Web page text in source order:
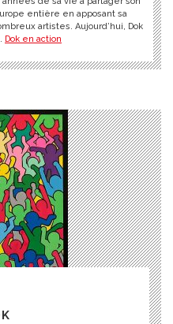
entière en apposant sa
artistes. Aujourd’hui, Dok
Dok en action